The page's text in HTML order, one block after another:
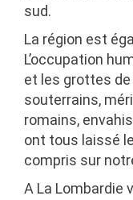
sud.
La région est
L’occupation
et les grottes
souterrains,
romains,
ont tous laissé
compris sur
A La Lombardie